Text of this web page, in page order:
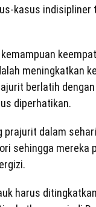
kasus indisipliner
meningkatkan
berlatih
diperhatikan.
prajurit dalam
sehingga mereka
harus